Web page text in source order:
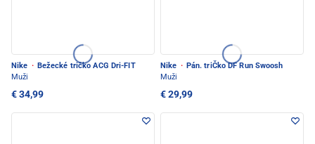
Nike · Bežecké tričko ACG Dri-FIT
Muži
€ 34,99
Nike · Pán. triČko DF Run Swoosh
Muži
€ 29,99